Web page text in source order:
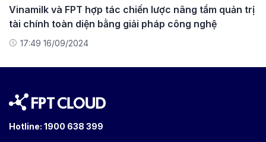
Vinamilk và FPT hợp tác chiến lược nâng tầm quản trị
tài chính toàn diện bằng giải pháp công nghệ
17:49 16/09/2024
Hotline: 1900 638 399